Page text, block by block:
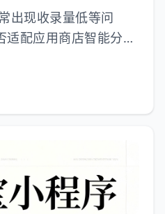
出现收录量低等问
适配应用商店智能分词
内容，拆分为五类语
义、纯净优先”原则。
强行拼接热词、重复
化万能公式“固定核心
痛点词+差异化特色
词固定、短句分层、